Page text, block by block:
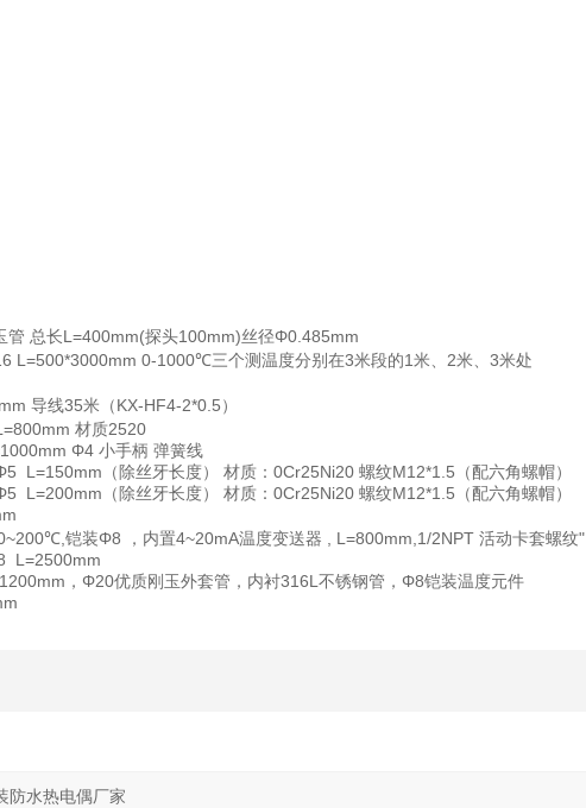
总长L=400mm(探头100mm)丝径Φ0.485mm
L=500*3000mm 0-1000℃三个测温度分别在3米段的1米、2米、3米处
导线35米（KX-HF4-2*0.5）
材质2520
Φ4 小手柄 弹簧线
L=150mm（除丝牙长度） 材质：0Cr25Ni20 螺纹M12*1.5（配六角螺帽）
L=200mm（除丝牙长度） 材质：0Cr25Ni20 螺纹M12*1.5（配六角螺帽）
铠装Φ8 ，内置4~20mA温度变送器 , L=800mm,1/2NPT 活动卡套螺纹"
L=2500mm
，Φ20优质刚玉外套管，内衬316L不锈钢管，Φ8铠装温度元件